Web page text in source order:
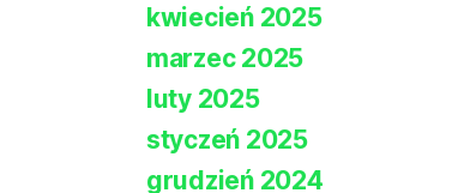
kwiecień 2025
marzec 2025
luty 2025
styczeń 2025
grudzień 2024